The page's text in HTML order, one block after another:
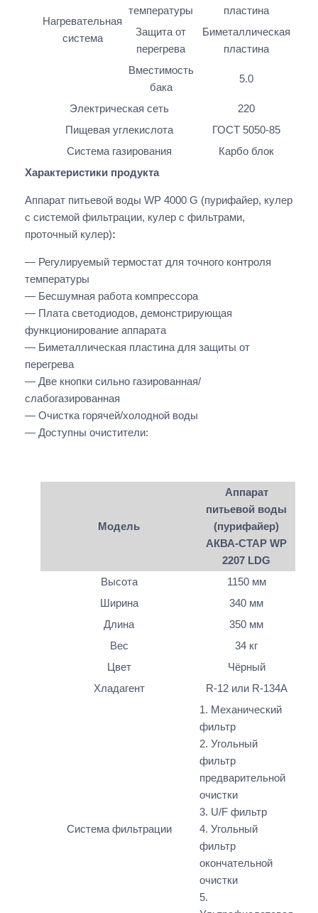
Нагревательная
система
температуры
пластина
Защита от
перегрева
Биметаллическая
пластина
Вместимость
бака
5.0
Электрическая сеть
220
Пищевая углекислота
ГОСТ 5050-85
Система газирования
Карбо блок
Характеристики продукта
Аппарат питьевой воды WP 4000 G (пурифайер, кулер
с системой фильтрации, кулер с фильтрами,
проточный кулер):
— Регулируемый термостат для точного контроля
температуры
— Бесшумная работа компрессора
— Плата светодиодов, демонстрирующая
функционирование аппарата
— Биметаллическая пластина для защиты от
перегрева
— Две кнопки сильно газированная/
слабогазированная
— Очистка горячей/холодной воды
— Доступны очистители:
Модель
Аппарат
питьевой воды
(пурифайер)
АКВА-СТАР WP
2207 LDG
Высота
1150 мм
Ширина
340 мм
Длина
350 мм
Вес
34 кг
Цвет
Чёрный
Хладагент
R-12 или R-134A
Система фильтрации
1. Механический
фильтр
2. Угольный
фильтр
предварительной
очистки
3. U/F фильтр
4. Угольный
фильтр
окончательной
очистки
5.